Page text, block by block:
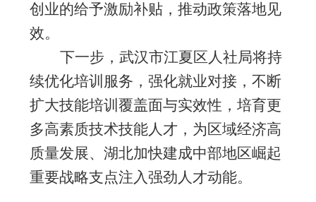
创业的给予激励补贴，推动政策落地见
效。
下一步，武汉市江夏区人社局将持
续优化培训服务，强化就业对接，不断
扩大技能培训覆盖面与实效性，培育更
多高素质技术技能人才，为区域经济高
质量发展、湖北加快建成中部地区崛起
重要战略支点注入强劲人才动能。